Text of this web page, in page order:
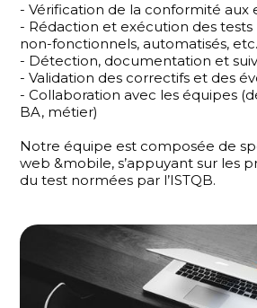
- Vérification de la conformité aux
- Rédaction et exécution des
non-fonctionnels, automatisés,
- Détection, documentation et
- Validation des correctifs et des
- Collaboration avec les équipes
BA, métier)
Notre équipe est composée de
web &mobile, s’appuyant sur les
du test normées par l’ISTQB.